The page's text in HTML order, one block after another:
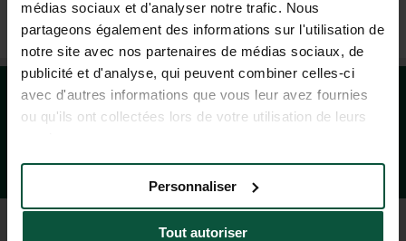
médias sociaux et d'analyser notre trafic. Nous
partageons également des informations sur l'utilisation de
notre site avec nos partenaires de médias sociaux, de
publicité et d'analyse, qui peuvent combiner celles-ci
avec d'autres informations que vous leur avez fournies
ou qu'ils ont collectées lors de votre utilisation de leurs
Tout autoriser
Personnaliser
+33 4 37 64 22 35
(LUN–VIE: 9H–19H; SÁB: 9H–18H)